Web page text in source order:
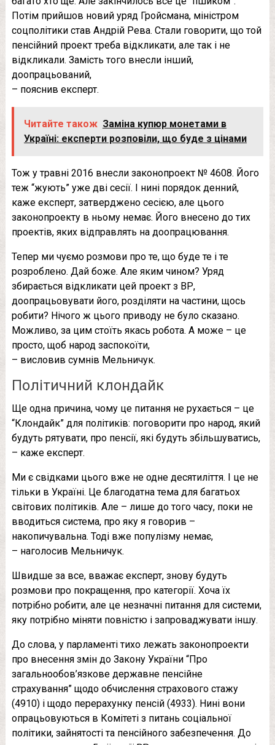
Потім прийшов новий уряд Гройсмана, міністром
соцполітики став Андрій Рева. Стали говорити, що той
пенсійний проект треба відкликати, але так і не
відкликали. Замість того внесли інший,
доопрацьований,
– пояснив експерт.
Читайте також Заміна купюр монетами в
Україні: експерти розповіли, що буде з цінами
Тож у травні 2016 внесли законопроект № 4608. Його
теж “жують” уже дві сесії. І нині порядок денний,
каже експерт, затверджено сесією, але цього
законопроекту в ньому немає. Його внесено до тих
проектів, яких відправлять на доопрацювання.
Тепер ми чуємо розмови про те, що буде те і те
розроблено. Дай боже. Але яким чином? Уряд
збирається відкликати цей проект з ВР,
доопрацьовувати його, розділяти на частини, щось
робити? Нічого ж цього приводу не було сказано.
Можливо, за цим стоїть якась робота. А може – це
просто, щоб народ заспокоїти,
– висловив сумнів Мельничук.
Політичний клондайк
Ще одна причина, чому це питання не рухається – це
“Клондайк” для політиків: поговорити про народ, який
будуть рятувати, про пенсії, які будуть збільшуватись,
– каже експерт.
Ми є свідками цього вже не одне десятиліття. І це не
тільки в Україні. Це благодатна тема для багатьох
світових політиків. Але – лише до того часу, поки не
вводиться система, про яку я говорив –
накопичувальна. Тоді вже популізму немає,
– наголосив Мельничук.
Швидше за все, вважає експерт, знову будуть
розмови про покращення, про категорії. Хоча їх
потрібно робити, але це незначні питання для системи,
яку потрібно міняти повністю і запроваджувати іншу.
До слова, у парламенті тихо лежать законопроекти
про внесення змін до Закону України “Про
загальнообов’язкове державне пенсійне
страхування” щодо обчислення страхового стажу
(4910) і щодо перерахунку пенсій (4933). Нині вони
опрацьовуються в Комітеті з питань соціальної
політики, зайнятості та пенсійного забезпечення. До